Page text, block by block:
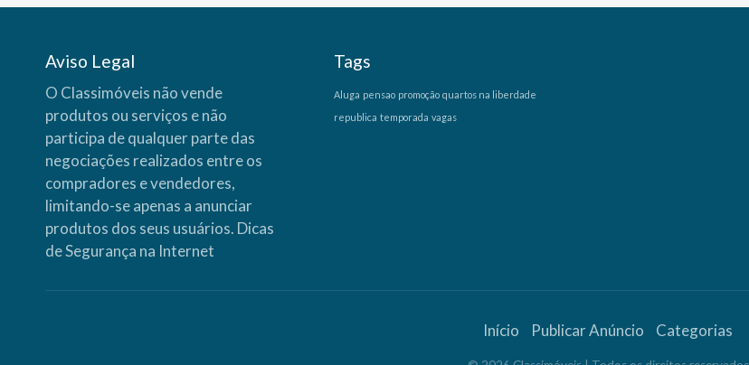
Aviso Legal
O Classimóveis não vende
produtos ou serviços e não
participa de qualquer parte das
negociações realizados entre os
compradores e vendedores,
limitando-se apenas a anunciar
produtos dos seus usuários. Dicas
de Segurança na Internet
Tags
Aluga pensao promoção quartos na liberdade
republica temporada vagas
Início Publicar Anúncio Categorias